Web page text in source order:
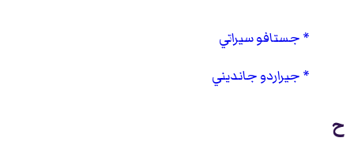
جستافو سيراتي
جيراردو جانديني
ح